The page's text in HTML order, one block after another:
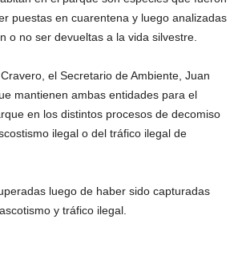
puestas en cuarentena y luego analizadas
o no ser devueltas a la vida silvestre.
el Secretario de Ambiente, Juan
mantienen ambas entidades para el
en los distintos procesos de decomiso
ilegal o del tráfico ilegal de
luego de haber sido capturadas
y tráfico ilegal.